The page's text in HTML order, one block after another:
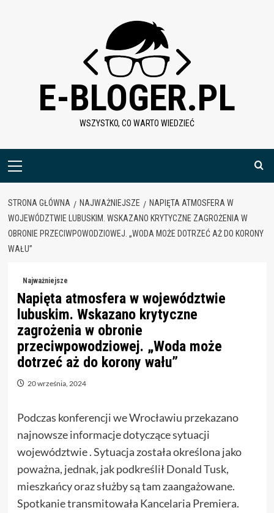
E-BLOGER.PL
WSZYSTKO, CO WARTO WIEDZIEĆ
Menu
STRONA GŁÓWNA NAJWAŻNIEJSZE
NAPIĘTA ATMOSFERA W
WOJEWÓDZTWIE LUBUSKIM. WSKAZANO KRYTYCZNE ZAGROŻENIA W
OBRONIE PRZECIWPOWODZIOWEJ. „WODA MOŻE DOTRZEĆ AŻ DO KORONY
WAŁU”
Najważniejsze
Napięta atmosfera w województwie
lubuskim. Wskazano krytyczne
zagrożenia w obronie
przeciwpowodziowej. „Woda może
dotrzeć aż do korony wału”
20 września, 2024
Podczas konferencji we Wrocławiu przekazano
najnowsze informacje dotyczące sytuacji
województwie . Sytuacja została określona jako
poważna, jednak, jak podkreślił Donald Tusk,
mieszkańcy oraz służby są tam zaangażowane.
Spotkanie transmitowała Kancelaria Premiera.